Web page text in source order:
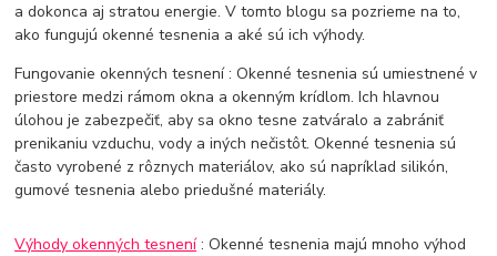
a dokonca aj stratou energie. V tomto blogu sa pozrieme na to,
ako fungujú okenné tesnenia a aké sú ich výhody.
Fungovanie okenných tesnení : Okenné tesnenia sú umiestnené v
priestore medzi rámom okna a okenným krídlom. Ich hlavnou
úlohou je zabezpečiť, aby sa okno tesne zatváralo a zabrániť
prenikaniu vzduchu, vody a iných nečistôt. Okenné tesnenia sú
často vyrobené z rôznych materiálov, ako sú napríklad silikón,
gumové tesnenia alebo priedušné materiály.
Výhody okenných tesnení: Okenné tesnenia majú mnoho výhod